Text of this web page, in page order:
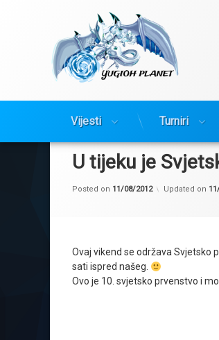
Vijesti Turniri
U tijeku je
Posted on 11/08/2012 Updated on
Ovaj vikend se održava Svjetsko
sati ispred našeg.
Ovo je 10. svjetsko prvenstvo i